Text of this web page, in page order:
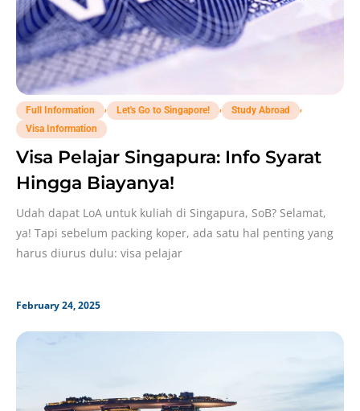
Full Information Let's Go to Singapore! Study Abroad
Visa Information
Visa Pelajar Singapura: Info Syarat
Hingga Biayanya!
Udah dapat LoA untuk kuliah di Singapura, SoB? Selamat,
ya! Tapi sebelum packing koper, ada satu hal penting yang
harus diurus dulu: visa pelajar
February 24, 2025